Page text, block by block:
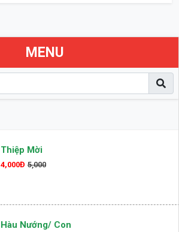
MENU
Thiệp Mời
4,000Đ 5,000
Hàu Nướng/ Con